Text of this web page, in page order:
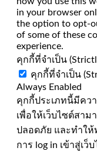
in your browser
the option to opt-
of some of these
experience.
คุกกี้ที่จำเป็น
คุกกี้ที่จำเป็น
Always Enabled
คุกกี้ประเภทนี้มีคว
เพื่อให้เว็บไซต์สาม
ปลอดภัย และทำให้
การ log in เข้าสู่เ